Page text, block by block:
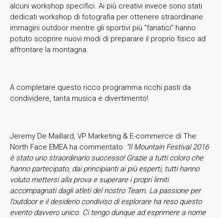
alcuni workshop specifici. Ai più creativi invece sono stati
dedicati workshop di fotografia per ottenere straordinarie
immagini outdoor mentre gli sportivi più “fanatici” hanno
potuto scoprire nuovi modi di preparare il proprio fisico ad
affrontare la montagna.
A completare questo ricco programma ricchi pasti da
condividere, tanta musica e divertimento!
Jeremy De Maillard, VP Marketing & E-commerce di The
North Face EMEA ha commentato: “Il Mountain Festival 2016
è stato uno straordinario successo! Grazie a tutti coloro che
hanno partecipato, dai principianti ai più esperti, tutti hanno
voluto mettersi alla prova e superare i propri limiti
accompagnati dagli atleti del nostro Team. La passione per
l’outdoor e il desiderio condiviso di esplorare ha reso questo
evento davvero unico. Ci tengo dunque ad esprimere a nome